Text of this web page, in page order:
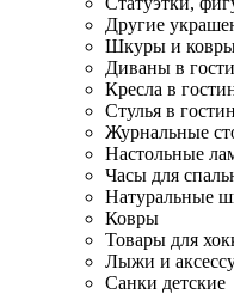
Другие
Шкуры и
Диваны в
Кресла в
Стулья в
Журнальные
Настольные
Часы для
Натуральные
Ковры
Товары для
Лыжи и
Санки детские